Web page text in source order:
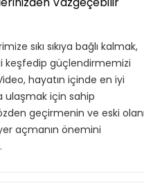
sıkı sıkıya bağlı kalmak,
keşfedip güçlendirmemizi
hayatın içinde en iyi
ulaşmak için sahip
geçirmenin ve eski olanı
açmanın önemini